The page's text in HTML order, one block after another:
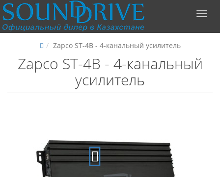
Zapco ST-4B - 4-канальный усилитель
Zapco ST-4B - 4-канальный
усилитель